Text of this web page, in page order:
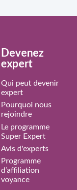
Devenez
expert
Qui peut devenir
expert
Pourquoi nous
rejoindre
Le programme
Super Expert
Avis d'experts
Programme
d’affiliation
voyance